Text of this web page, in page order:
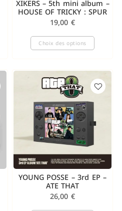
XIKERS – 5th mini album –
HOUSE OF TRICKY : SPUR
19,00 €
Choix des options
YOUNG POSSE – 3rd EP –
ATE THAT
26,00 €